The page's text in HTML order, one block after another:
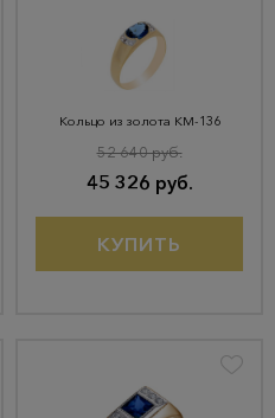
Кольцо из золота КМ-136
45 326 руб.
52 640 руб.
КУПИТЬ